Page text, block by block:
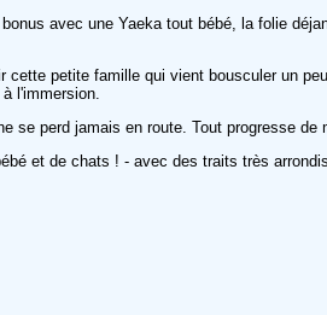
avec une Yaeka tout bébé, la folie
petite famille qui vient bousculer un
l'immersion.
perd jamais en route. Tout progresse
et de chats ! - avec des traits très